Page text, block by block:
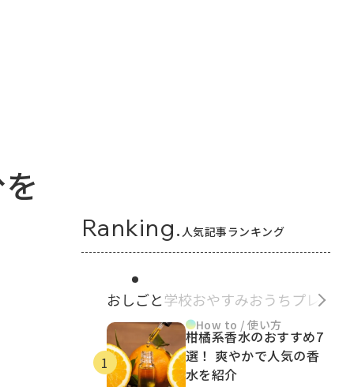
Ranking. 人気記事ランキング
おしごと学校おやすみおうち プレゼン
How to / 使い方
柑橘系香水のおすすめ7
選！ 爽やかで人気の香
水を紹介